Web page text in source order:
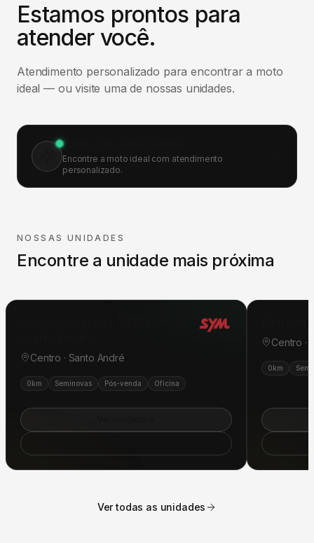
Estamos prontos para
atender você.
Atendimento personalizado para encontrar a moto
ideal — ou visite uma de nossas unidades.
Falar com especialista
Encontre a moto ideal com atendimento
personalizado.
NOSSAS UNIDADES
Encontre a unidade mais próxima
Ver unidade
Como chegar
Ver todas as unidades